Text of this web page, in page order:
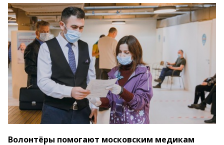
Волонтёры помогают московским медикам